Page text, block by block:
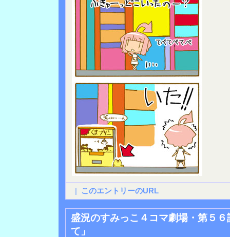
| このエントリーのURL
盛況のすみっこ４コマ劇場・第５
て」